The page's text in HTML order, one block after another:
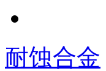
耐蚀合金